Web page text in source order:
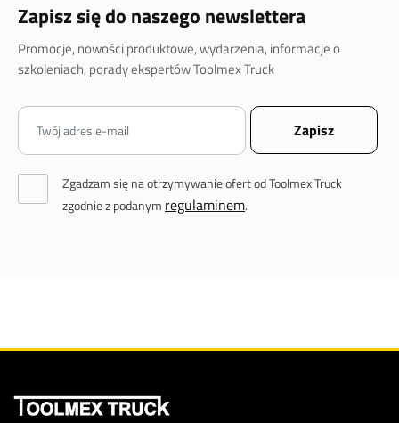
Zapisz się do naszego newslettera
Promocje, nowości produktowe, wydarzenia, informacje o
szkoleniach, porady ekspertów Toolmex Truck
Zgadzam się na otrzymywanie ofert od Toolmex Truck
zgodnie z podanym regulaminem.